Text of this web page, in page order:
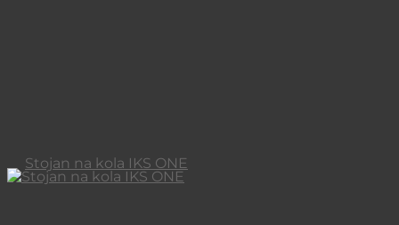
Stojan na kola IKS ONE